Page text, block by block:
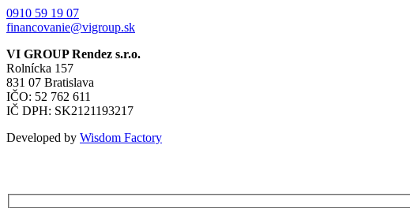
0910 59 19 07
financovanie@vigroup.sk
VI GROUP Rendez s.r.o.
Rolnícka 157
831 07 Bratislava
IČO: 52 762 611
IČ DPH: SK2121193217
Developed by Wisdom Factory